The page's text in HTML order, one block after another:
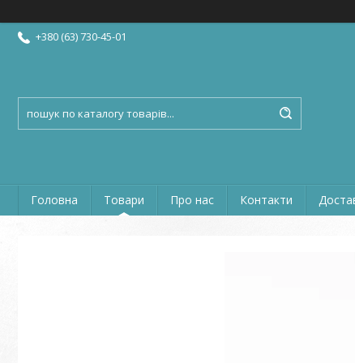
+380 (63) 730-45-01
Головна Товари Про нас Контакти